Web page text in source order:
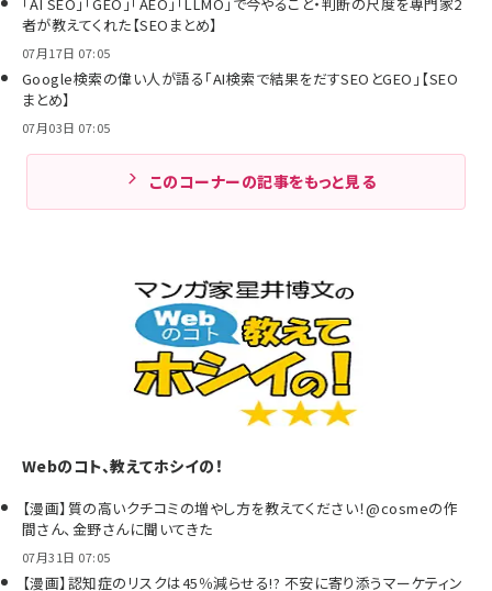
者が教えてくれた【SEOまとめ】
07月17日 07:05
Google検索の偉い人が語る「AI検索で結果をだすSEOとGEO」【SEO
まとめ】
07月03日 07:05
このコーナーの記事をもっと見る
Webのコト、教えてホシイの！
【漫画】質の高いクチコミの増やし方を教えてください！@cosmeの作
間さん、金野さんに聞いてきた
07月31日 07:05
【漫画】認知症のリスクは45％減らせる!? 不安に寄り添うマーケティン